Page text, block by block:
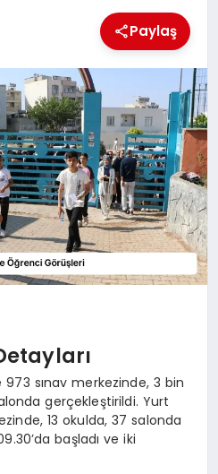
Paylaş
sınav merkezinde, 3 bin
gerçekleştirildi. Yurt
13 okulda, 37 salonda
başladı ve iki